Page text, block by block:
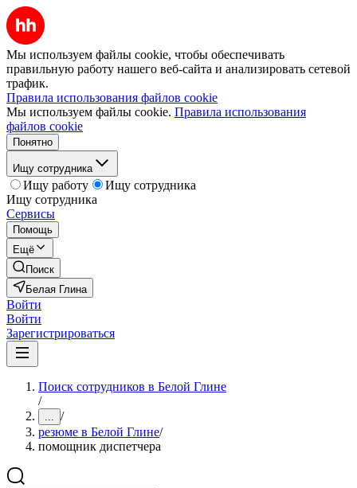
Мы используем файлы cookie, чтобы обеспечивать
правильную работу нашего веб-сайта и анализировать сетевой
трафик.
Правила использования файлов cookie
Мы используем файлы cookie. Правила использования
файлов cookie
Понятно
Ищу сотрудника
Ищу работу
Ищу сотрудника
Ищу сотрудника
Сервисы
Помощь
Ещё
Поиск
Белая Глина
Войти
Войти
Зарегистрироваться
Поиск сотрудников в Белой Глине
/
... /
резюме в Белой Глине/
помощник диспетчера